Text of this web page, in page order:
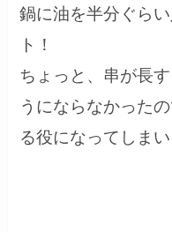
鍋に油を半分ぐら
ト！
ちょっと、串が長
うにならなかった
る役になってしまい